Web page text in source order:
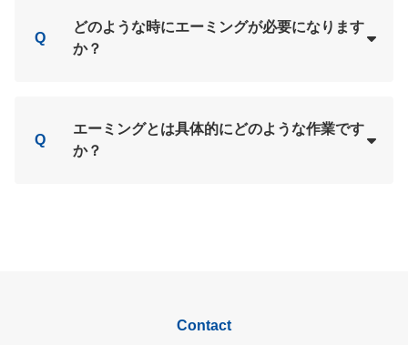
Q
どのような時にエーミングが必要になります
か？
Q
エーミングとは具体的にどのような作業です
か？
Contact